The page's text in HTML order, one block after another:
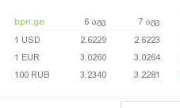
bpn.ge 6 აგვ
7 აგვ
1 USD
2.6229
2.6223
1 EUR
3.0260
3.0264
100 RUB
3.2340 3.2281